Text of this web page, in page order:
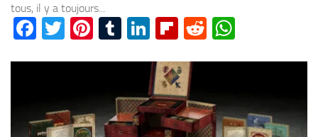
tous, il y a toujours...
Facebook
Twitter
Pinterest
Tumblr
LinkedIn
Flipboard
Reddit